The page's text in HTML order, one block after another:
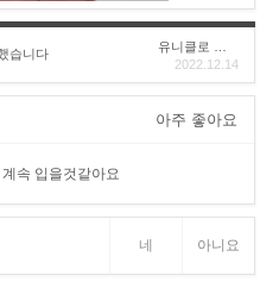
습니다
2022.12.14
아주 좋아요
속 입을것같아요
네 아니요